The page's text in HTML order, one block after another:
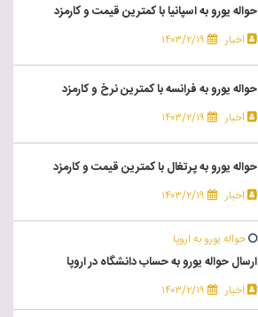
حواله یورو به اسپانیا با کمترین قیمت و کارمزد
اخبار ۱۴۰۳/۲/۱۹
حواله یورو به فرانسه با کمترین نرخ و کارمزد
اخبار ۱۴۰۳/۲/۱۹
حواله یورو به پرتغال با کمترین قیمت و کارمزد
اخبار ۱۴۰۳/۲/۱۹
حواله یورو به اروپا
ارسال حواله یورو به حساب دانشگاه در اروپا
اخبار ۱۴۰۳/۲/۱۹